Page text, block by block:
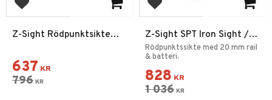
Add to favorites
Z-Sight Rödpunktsikte
637 KR
796 KR
Add to favorites
Z-Sight SPT Iron Sight /
Dot Sight
Rödpunktssikte med 20 mm rail
& batteri.
828 KR
1 036 KR